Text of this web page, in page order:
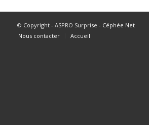
© Copyright - ASPRO Surprise - Céphée Net
Nous contacter
Accueil